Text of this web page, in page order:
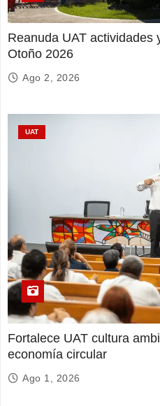
Reanuda UAT actividades
Otoño 2026
Ago 2, 2026
UAT
Fortalece UAT cultura
economía circular
Ago 1, 2026